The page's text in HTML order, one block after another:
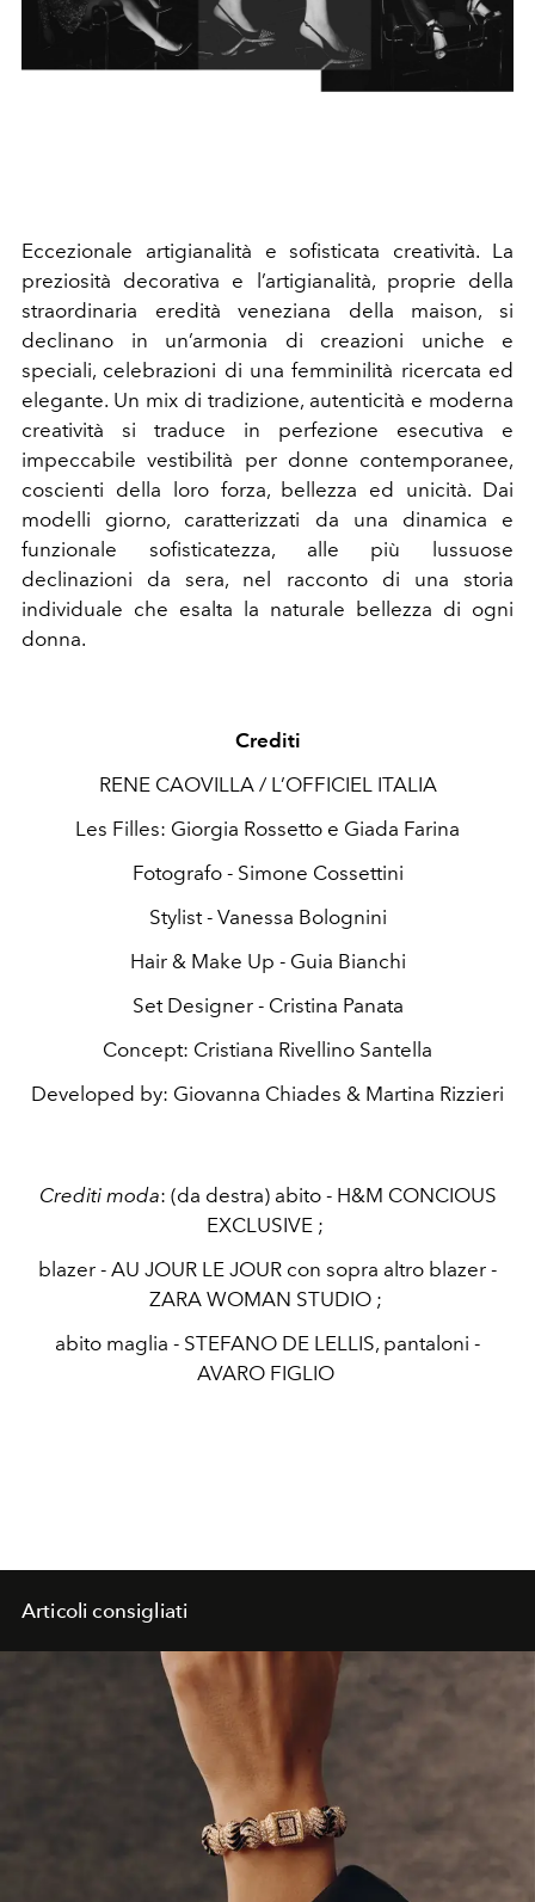
Eccezionale artigianalità e sofisticata creatività. La
preziosità decorativa e l’artigianalità, proprie della
straordinaria eredità veneziana della maison, si
declinano in un’armonia di creazioni uniche e
speciali, celebrazioni di una femminilità ricercata ed
elegante. Un mix di tradizione, autenticità e moderna
creatività si traduce in perfezione esecutiva e
impeccabile vestibilità per donne contemporanee,
coscienti della loro forza, bellezza ed unicità. Dai
modelli giorno, caratterizzati da una dinamica e
funzionale sofisticatezza, alle più lussuose
declinazioni da sera, nel racconto di una storia
individuale che esalta la naturale bellezza di ogni
donna.
Crediti
RENE CAOVILLA / L’OFFICIEL ITALIA
Les Filles: Giorgia Rossetto e Giada Farina
Fotografo - Simone Cossettini
Stylist - Vanessa Bolognini
Hair & Make Up - Guia Bianchi
Set Designer - Cristina Panata
Concept: Cristiana Rivellino Santella
Developed by: Giovanna Chiades & Martina Rizzieri
Crediti moda: (da destra) abito - H&M CONCIOUS
EXCLUSIVE ;
blazer - AU JOUR LE JOUR con sopra altro blazer -
ZARA WOMAN STUDIO ;
abito maglia - STEFANO DE LELLIS, pantaloni -
AVARO FIGLIO
Articoli consigliati